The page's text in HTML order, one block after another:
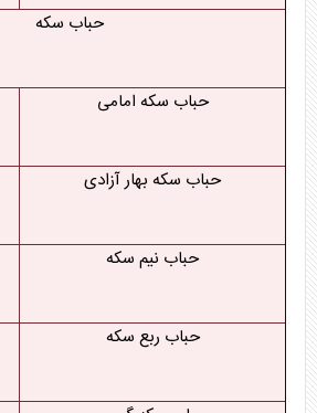
حباب سکه
حباب سکه امامی
حباب سکه بهار آزادی
حباب نیم سکه
حباب ربع سکه